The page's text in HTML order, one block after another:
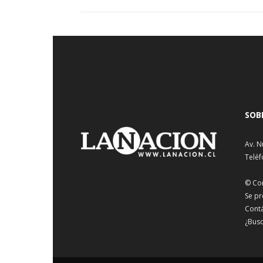
Av.
©
Se